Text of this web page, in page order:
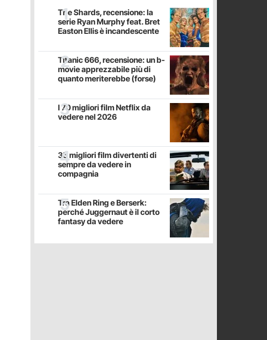
The Shards, recensione: la
serie Ryan Murphy feat. Bret
Easton Ellis è incandescente
Titanic 666, recensione: un b-
movie apprezzabile più di
quanto meriterebbe (forse)
I 70 migliori film Netflix da
vedere nel 2026
35 migliori film divertenti di
sempre da vedere in
compagnia
Tra Elden Ring e Berserk:
perché Juggernaut è il corto
fantasy da vedere